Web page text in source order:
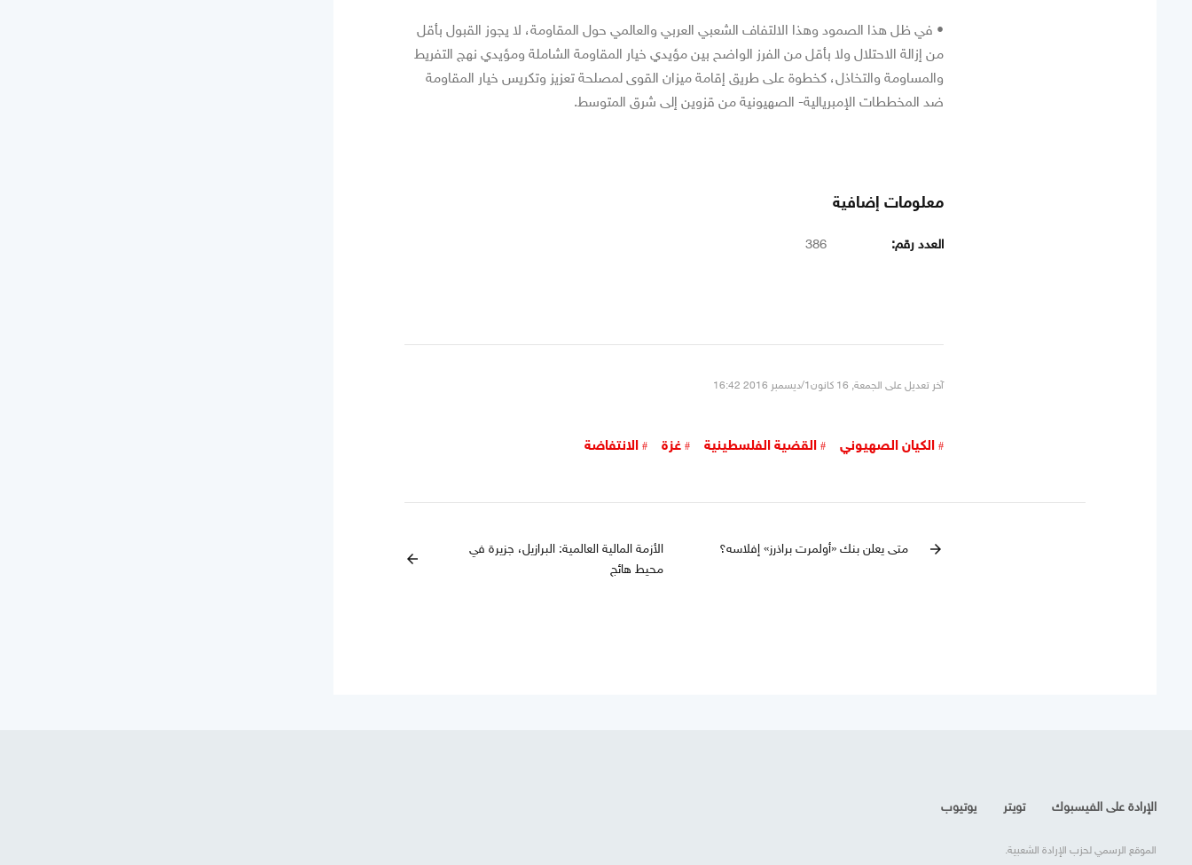
• في ظل هذا الصمود وهذا الالتفاف الشعبي العربي والعالمي حول المقاومة، لا يجوز القبول بأقل
من إزالة الاحتلال ولا بأقل من الفرز الواضح بين مؤيدي خيار المقاومة الشاملة ومؤيدي نهج التفريط
والمساومة والتخاذل، كخطوة على طريق إقامة ميزان القوى لمصلحة تعزيز وتكريس خيار المقاومة
ضد المخططات الإمبريالية- الصهيونية من قزوين إلى شرق المتوسط.
معلومات إضافية
العدد رقم: 386
آخر تعديل على الجمعة, 16 كانون1/ديسمبر 2016 16:42
الكيان الصهيوني القضية الفلسطينية غزة الانتفاضة
arrow_forward متى يعلن بنك «أولمرت براذرز» إفلاسه؟
الأزمة المالية العالمية: البرازيل، جزيرة في
محيط هائج
arrow_back
الإرادة على الفيسبوك تويتر يوتيوب
الموقع الرسمي لحزب الإرادة الشعبية.